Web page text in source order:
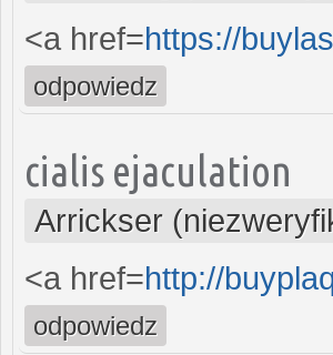
<a href=https://
odpowiedz
cialis ejaculation
Arrickser
<a href=http://
odpowiedz